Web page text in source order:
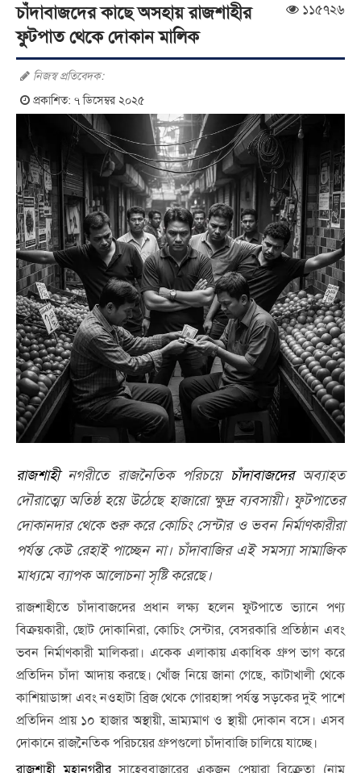
১১৫৭২৬
চাঁদাবাজদের কাছে অসহায় রাজশাহীর
ফুটপাত থেকে দোকান মালিক
নিজস্ব প্রতিবেদক:
প্রকাশিত: ৭ ডিসেম্বর ২০২৫
রাজশাহীনগরীতে রাজনৈতিক পরিচয়ে চাঁদাবাজদেরঅব্যাহত
দৌরাত্ম্যে অতিষ্ঠ হয়ে উঠেছে হাজারো ক্ষুদ্র ব্যবসায়ী। ফুটপাতের
দোকানদার থেকে শুরু করে কোচিং সেন্টার ও ভবন নির্মাণকারীরা
পর্যন্ত কেউ রেহাই পাচ্ছেন না। চাঁদাবাজির এই সমস্যা সামাজিক
মাধ্যমে ব্যাপক আলোচনা সৃষ্টি করেছে।
রাজশাহীতে চাঁদাবাজদের প্রধান লক্ষ্য হলেন ফুটপাতে ভ্যানে পণ্য
বিক্রয়কারী, ছোট দোকানিরা, কোচিং সেন্টার, বেসরকারি প্রতিষ্ঠান এবং
ভবন নির্মাণকারী মালিকরা। একেক এলাকায় একাধিক গ্রুপ ভাগ করে
প্রতিদিন চাঁদা আদায় করছে। খোঁজ নিয়ে জানা গেছে, কাটাখালী থেকে
কাশিয়াডাঙ্গা এবং নওহাটা ব্রিজ থেকে গোরহাঙ্গা পর্যন্ত সড়কের দুই পাশে
প্রতিদিন প্রায় ১০ হাজার অস্থায়ী, ভ্রাম্যমাণ ও স্থায়ী দোকান বসে। এসব
দোকানে রাজনৈতিক পরিচয়ের গ্রুপগুলো চাঁদাবাজি চালিয়ে যাচ্ছে।